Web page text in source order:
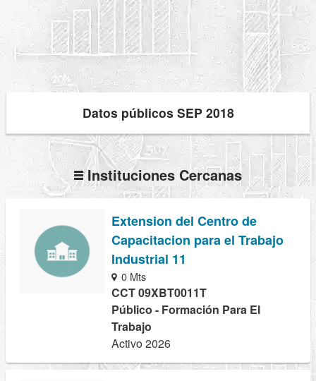
Datos públicos SEP 2018
Instituciones Cercanas
Extension del Centro de
Capacitacion para el Trabajo
Industrial 11
0 Mts
CCT 09XBT0011T
Público - Formación Para El
Trabajo
Activo 2026